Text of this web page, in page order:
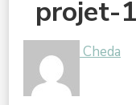
projet-
Cheda